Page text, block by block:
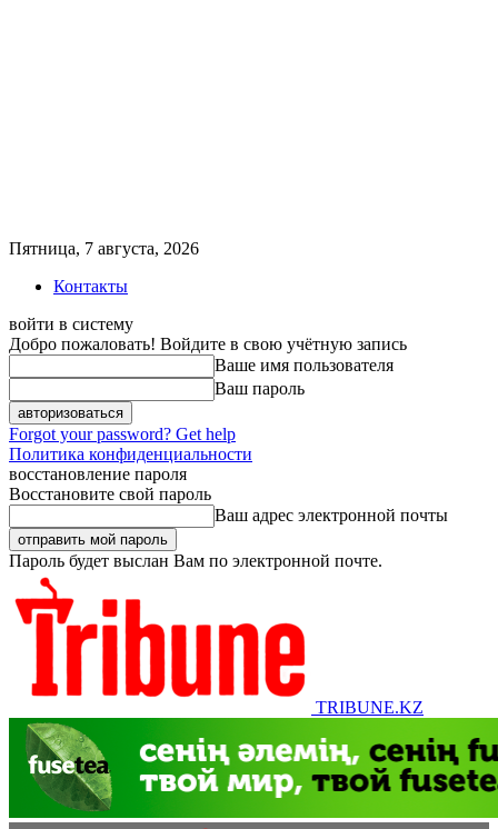
Пятница, 7 августа, 2026
Контакты
войти в систему
Добро пожаловать! Войдите в свою учётную запись
Ваше имя пользователя
Ваш пароль
Forgot your password? Get help
Политика конфиденциальности
восстановление пароля
Восстановите свой пароль
Ваш адрес электронной почты
Пароль будет выслан Вам по электронной почте.
TRIBUNE.KZ